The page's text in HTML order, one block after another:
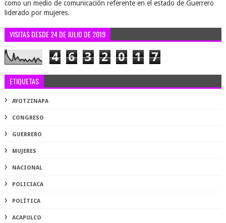
como un medio de comunicación referente en el estado de Guerrero
liderado por mujeres.
VISITAS DESDE 24 DE JULIO DE 2019
4 6 3 2 0 1 7
ETIQUETAS
AYOTZINAPA
CONGRESO
GUERRERO
MUJERES
NACIONAL
POLICIACA
POLÍTICA
ACAPULCO